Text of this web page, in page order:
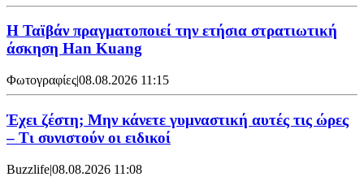
Η Ταϊβάν πραγματοποιεί την ετήσια στρατιωτική
άσκηση Han Kuang
Φωτογραφίες|08.08.2026 11:15
Έχει ζέστη; Μην κάνετε γυμναστική αυτές τις ώρες
– Τι συνιστούν οι ειδικοί
Buzzlife|08.08.2026 11:08